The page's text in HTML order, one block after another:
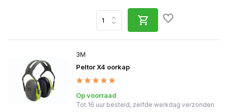
3M
Peltor X4 oorkap
Op voorraad
Tot 16 uur besteld, zelfde werkdag verzonden